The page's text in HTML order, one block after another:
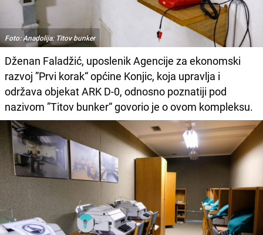
Foto: Anadolija: Titov bunker
Dženan Faladžić, uposlenik Agencije za ekonomski
razvoj ”Prvi korak“ općine Konjic, koja upravlja i
održava objekat ARK D-0, odnosno poznatiji pod
nazivom ”Titov bunker“ govorio je o ovom kompleksu.